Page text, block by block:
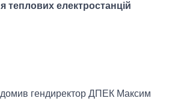
теплових електростанцій
гендиректор ДПЕК Максим